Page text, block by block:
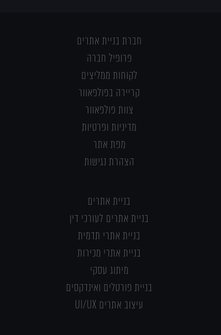
חברת בניית אתרים
פרופיל חברה
לקוחות ממליצים
קריירה בפולפאוור
צוות פולפאוור
מדיניות ופרטיות
מפת אתר
הצהרת נגישות
בניית אתרים
בניית אתרים לעורכי דין
בניית אתרי תדמית
בניית אתרי מכירות
מיתוג עסקי
בניית פורטלים ואינדקסים
עיצוב אתרים UI/UX